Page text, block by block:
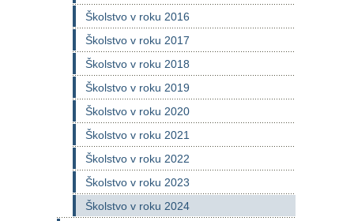
Školstvo v roku 2016
Školstvo v roku 2017
Školstvo v roku 2018
Školstvo v roku 2019
Školstvo v roku 2020
Školstvo v roku 2021
Školstvo v roku 2022
Školstvo v roku 2023
Školstvo v roku 2024